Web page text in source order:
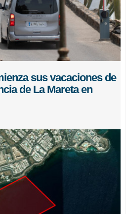
sus vacaciones de
de La Mareta en